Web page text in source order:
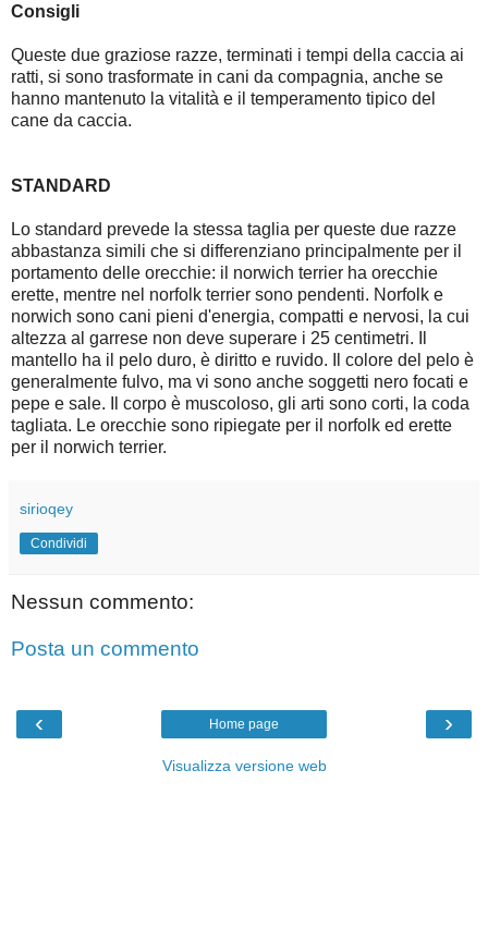
Consigli
Queste due graziose razze, terminati i tempi della caccia ai
ratti, si sono trasformate in cani da compagnia, anche se
hanno mantenuto la vitalità e il temperamento tipico del
cane da caccia.
STANDARD
Lo standard prevede la stessa taglia per queste due razze
abbastanza simili che si differenziano principalmente per il
portamento delle orecchie: il norwich terrier ha orecchie
erette, mentre nel norfolk terrier sono pendenti. Norfolk e
norwich sono cani pieni d'energia, compatti e nervosi, la cui
altezza al garrese non deve superare i 25 centimetri. Il
mantello ha il pelo duro, è diritto e ruvido. Il colore del pelo è
generalmente fulvo, ma vi sono anche soggetti nero focati e
pepe e sale. Il corpo è muscoloso, gli arti sono corti, la coda
tagliata. Le orecchie sono ripiegate per il norfolk ed erette
per il norwich terrier.
sirioqey
Condividi
Nessun commento:
Posta un commento
‹ ›
Home page
Visualizza versione web